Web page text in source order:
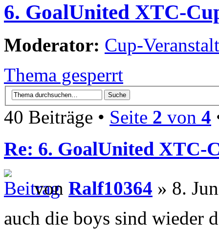
6. GoalUnited XTC-
Moderator: Cup-
Thema gesperrt
40 Beiträge • Seite 2 von 4
Re: 6. GoalUnited XTC-
von Ralf10364 » 8.
auch die boys sind wieder